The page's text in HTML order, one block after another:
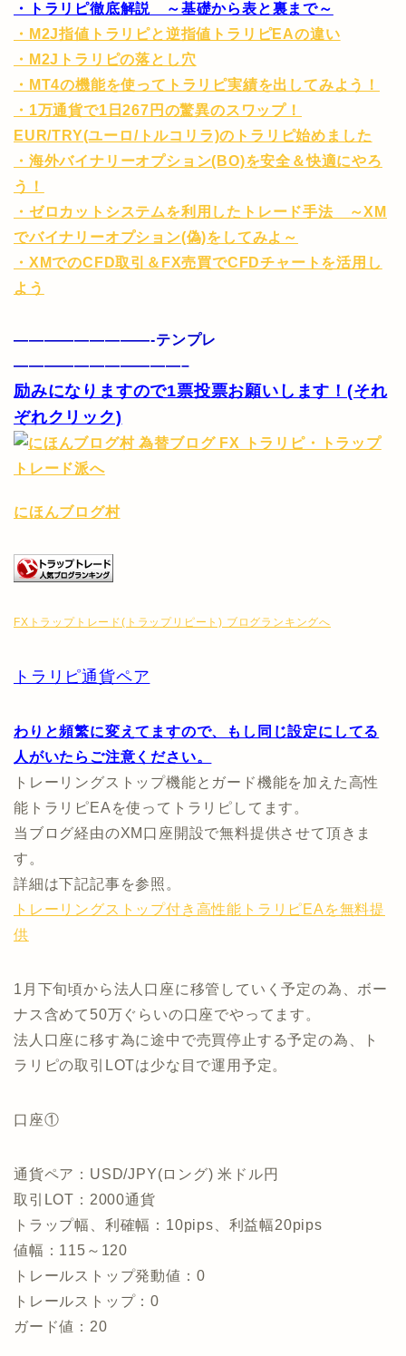
・トラリピ徹底解説 ～基礎から表と裏まで～
・M2J指値トラリピと逆指値トラリピEAの違い
・M2Jトラリピの落とし穴
・MT4の機能を使ってトラリピ実績を出してみよう！
・1万通貨で1日267円の驚異のスワップ！
EUR/TRY(ユーロ/トルコリラ)のトラリピ始めました
・海外バイナリーオプション(BO)を安全＆快適にやろ
う！
・ゼロカットシステムを利用したトレード手法 ～XM
でバイナリーオプション(偽)をしてみよ～
・XMでのCFD取引＆FX売買でCFDチャートを活用し
よう
—————————-テンプレ
———————————–
励みになりますので1票投票お願いします！(それ
ぞれクリック)
にほんブログ村
FXトラップトレード(トラップリピート) ブログランキングへ
トラリピ通貨ペア
わりと頻繁に変えてますので、もし同じ設定にしてる
人がいたらご注意ください。
トレーリングストップ機能とガード機能を加えた高性
能トラリピEAを使ってトラリピしてます。
当ブログ経由のXM口座開設で無料提供させて頂きま
す。
詳細は下記記事を参照。
トレーリングストップ付き高性能トラリピEAを無料提
供
1月下旬頃から法人口座に移管していく予定の為、ボー
ナス含めて50万ぐらいの口座でやってます。
法人口座に移す為に途中で売買停止する予定の為、ト
ラリピの取引LOTは少な目で運用予定。
口座①
通貨ペア：USD/JPY(ロング) 米ドル円
取引LOT：2000通貨
トラップ幅、利確幅：10pips、利益幅20pips
値幅：115～120
トレールストップ発動値：0
トレールストップ：0
ガード値：20